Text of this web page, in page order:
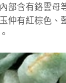
部含有鉻雲
有紅棕色